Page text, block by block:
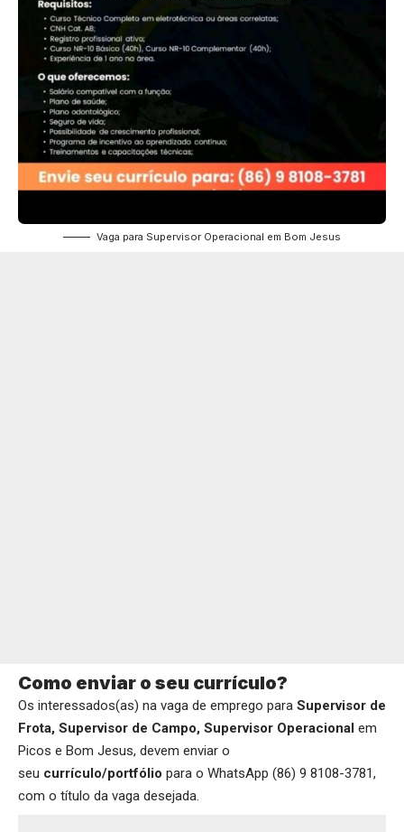
Vaga para Supervisor Operacional em Bom Jesus
Como enviar o seu currículo?
Os interessados(as) na vaga de emprego para Supervisor de
Frota, Supervisor de Campo, Supervisor Operacional em
Picos e Bom Jesus, devem enviar o
seu currículo/portfólio para o WhatsApp (86) 9 8108-3781,
com o título da vaga desejada.